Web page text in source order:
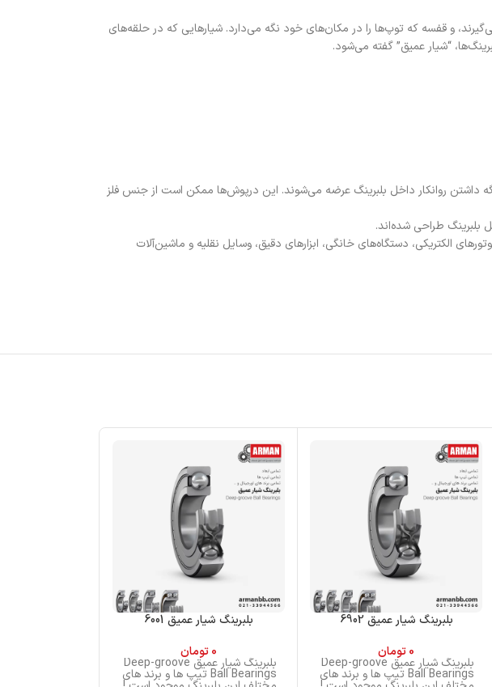
و قفسه که توپ‌ها را در مکان‌های خود نگه می‌دارد. شیارهایی که در حلقه‌های
“شیار عمیق” گفته می‌شود.
داشتن روانکار داخل بلبرینگ عرضه می‌شوند. این درپوش‌ها ممکن است از جنس فلز
بلبرینگ طراحی شده‌اند.
الکتریکی، دستگاه‌های خانگی، ابزارهای دقیق، وسایل نقلیه و ماشین‌آلات
بلبرینگ شیار عمیق 6902
0تومان
بلبرینگ شیار عمیق Deep-groove
Ball Bearings تیپ ها و برند های
بلبرینگ شیار عمیق 6001
0تومان
بلبرینگ شیار عمیق Deep-groove
Ball Bearings تیپ ها و برند های